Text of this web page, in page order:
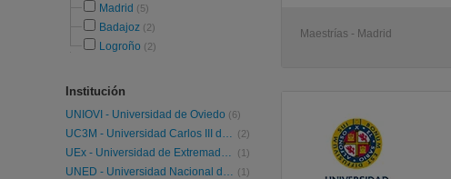
Madrid (5)
Badajoz (2)
Logroño (2)
Institución
UNIOVI - Universidad de Oviedo (6)
UC3M - Universidad Carlos III de Madrid (2)
UEx - Universidad de Extremadura (1)
UNED - Universidad Nacional de Educación a Distancia (1)
Maestrías - Madrid